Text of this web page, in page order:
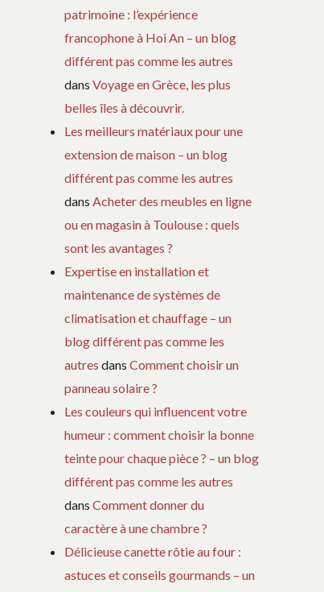
patrimoine : l’expérience
francophone à Hoi An – un blog
différent pas comme les autres
dansVoyage en Grèce, les plus
belles îles à découvrir.
Les meilleurs matériaux pour une
extension de maison – un blog
différent pas comme les autres
dansAcheter des meubles en ligne
ou en magasin à Toulouse : quels
sont les avantages ?
Expertise en installation et
maintenance de systèmes de
climatisation et chauffage – un
blog différent pas comme les
autres dansComment choisir un
panneau solaire ?
Les couleurs qui influencent votre
humeur : comment choisir la bonne
teinte pour chaque pièce ? – un blog
différent pas comme les autres
dansComment donner du
caractère à une chambre ?
Délicieuse canette rôtie au four :
astuces et conseils gourmands – un